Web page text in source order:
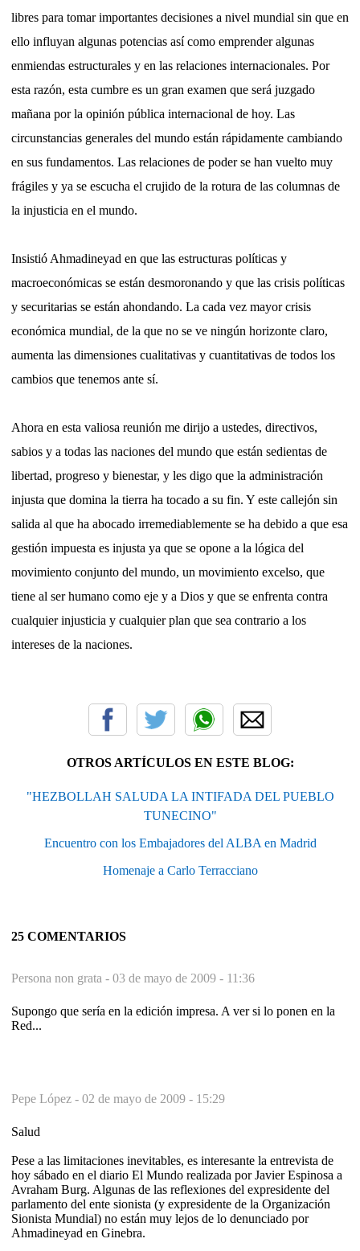
libres para tomar importantes decisiones a nivel mundial sin que en
ello influyan algunas potencias así como emprender algunas
enmiendas estructurales y en las relaciones internacionales. Por
esta razón, esta cumbre es un gran examen que será juzgado
mañana por la opinión pública internacional de hoy. Las
circunstancias generales del mundo están rápidamente cambiando
en sus fundamentos. Las relaciones de poder se han vuelto muy
frágiles y ya se escucha el crujido de la rotura de las columnas de
la injusticia en el mundo.
Insistió Ahmadineyad en que las estructuras políticas y
macroeconómicas se están desmoronando y que las crisis políticas
y securitarias se están ahondando. La cada vez mayor crisis
económica mundial, de la que no se ve ningún horizonte claro,
aumenta las dimensiones cualitativas y cuantitativas de todos los
cambios que tenemos ante sí.
Ahora en esta valiosa reunión me dirijo a ustedes, directivos,
sabios y a todas las naciones del mundo que están sedientas de
libertad, progreso y bienestar, y les digo que la administración
injusta que domina la tierra ha tocado a su fin. Y este callejón sin
salida al que ha abocado irremediablemente se ha debido a que esa
gestión impuesta es injusta ya que se opone a la lógica del
movimiento conjunto del mundo, un movimiento excelso, que
tiene al ser humano como eje y a Dios y que se enfrenta contra
cualquier injusticia y cualquier plan que sea contrario a los
intereses de la naciones.
OTROS ARTÍCULOS EN ESTE BLOG:
"HEZBOLLAH SALUDA LA INTIFADA DEL PUEBLO
TUNECINO"
Encuentro con los Embajadores del ALBA en Madrid
Homenaje a Carlo Terracciano
25 COMENTARIOS
Persona non grata - 03 de mayo de 2009 - 11:36
Supongo que sería en la edición impresa. A ver si lo ponen en la
Red...
Pepe López - 02 de mayo de 2009 - 15:29
Salud
Pese a las limitaciones inevitables, es interesante la entrevista de
hoy sábado en el diario El Mundo realizada por Javier Espinosa a
Avraham Burg. Algunas de las reflexiones del expresidente del
parlamento del ente sionista (y expresidente de la Organización
Sionista Mundial) no están muy lejos de lo denunciado por
Ahmadineyad en Ginebra.